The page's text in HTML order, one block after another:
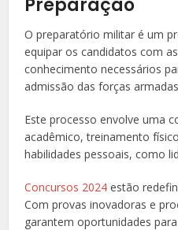
Preparação
O preparatório militar é um
equipar os candidatos com
conhecimento necessários
admissão das forças
Este processo envolve uma
acadêmico, treinamento
habilidades pessoais, como
Concursos 2024 estão
Com provas inovadoras e
garantem oportunidades